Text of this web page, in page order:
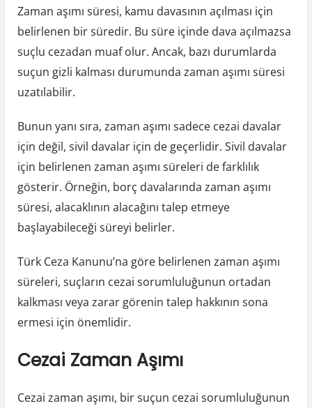
Zaman aşımı süresi, kamu davasının açılması için
belirlenen bir süredir. Bu süre içinde dava açılmazsa
suçlu cezadan muaf olur. Ancak, bazı durumlarda
suçun gizli kalması durumunda zaman aşımı süresi
uzatılabilir.
Bunun yanı sıra, zaman aşımı sadece cezai davalar
için değil, sivil davalar için de geçerlidir. Sivil davalar
için belirlenen zaman aşımı süreleri de farklılık
gösterir. Örneğin, borç davalarında zaman aşımı
süresi, alacaklının alacağını talep etmeye
başlayabileceği süreyi belirler.
Türk Ceza Kanunu’na göre belirlenen zaman aşımı
süreleri, suçların cezai sorumluluğunun ortadan
kalkması veya zarar görenin talep hakkının sona
ermesi için önemlidir.
Cezai Zaman Aşımı
Cezai zaman aşımı, bir suçun cezai sorumluluğunun